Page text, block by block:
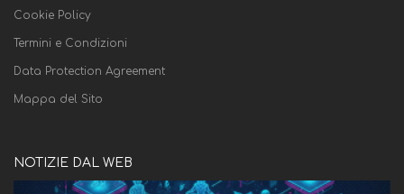
Cookie Policy
Termini e Condizioni
Data Protection Agreement
Mappa del Sito
NOTIZIE DAL WEB